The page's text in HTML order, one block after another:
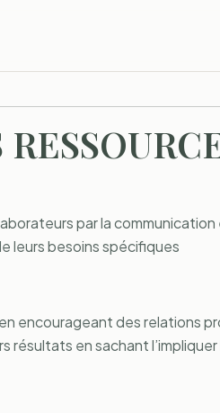
par la communication
leurs besoins spécifiques
encourageant des relations
résultats en sachant